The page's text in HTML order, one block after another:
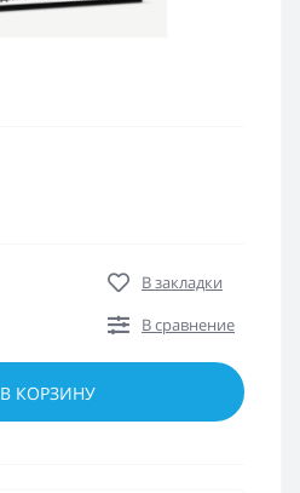
В закладки
В сравнение
В КОРЗИНУ